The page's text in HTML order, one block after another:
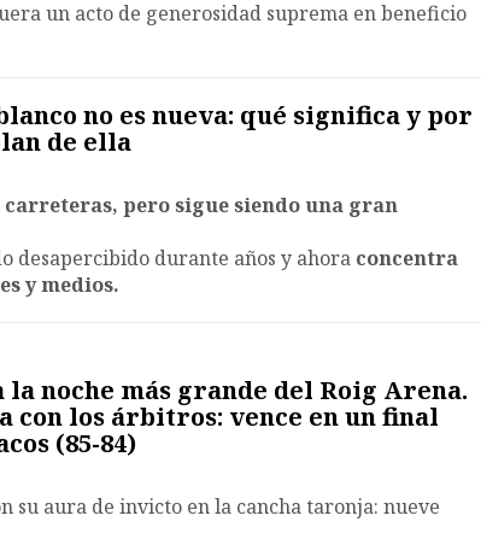
un acto de generosidad suprema en beneficio
no es nueva: qué significa y por
de ella
carreteras, pero sigue siendo una gran
desapercibido durante años y ahora concentra
y medios.
noche más grande del Roig Arena.
con los árbitros: vence en un final
(85-84)
su aura de invicto en la cancha taronja: nueve